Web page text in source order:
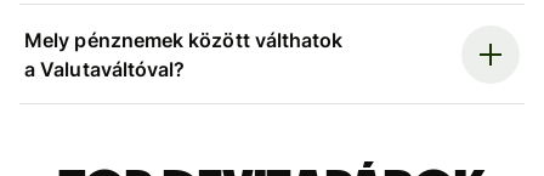
Mely pénznemek között válthatok
a Valutaváltóval?